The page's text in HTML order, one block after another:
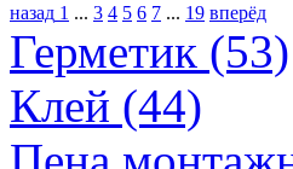
назад 1 ... 3 4 5 6 7 ... 19 вперёд
Герметик (53)
Клей (44)